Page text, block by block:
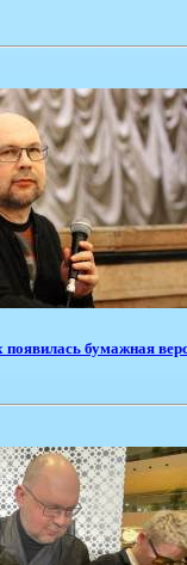
бумажная